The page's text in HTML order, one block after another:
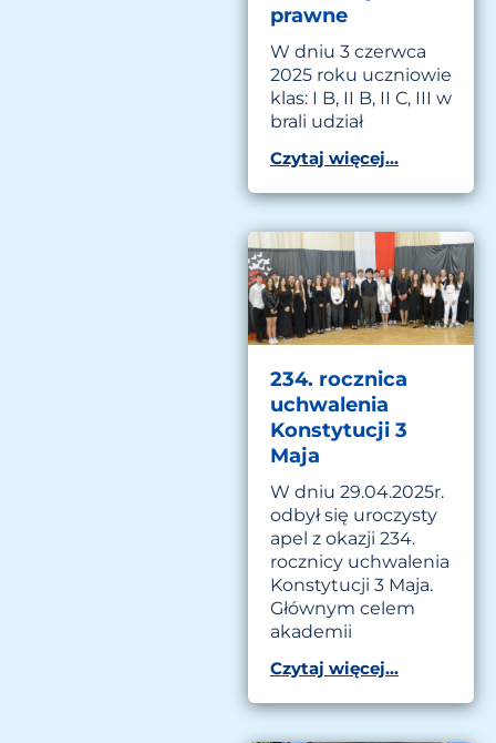
prawne
W dniu 3 czerwca
2025 roku uczniowie
klas: I B, II B, II C, III w
brali udział
Czytaj więcej...
234. rocznica
uchwalenia
Konstytucji 3
Maja
W dniu 29.04.2025r.
odbył się uroczysty
apel z okazji 234.
rocznicy uchwalenia
Konstytucji 3 Maja.
Głównym celem
akademii
Czytaj więcej...